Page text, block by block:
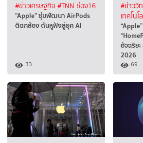
#ข่าวเศรษฐกิจ #TNN ช่อง16
"Apple" ซุ่มพัฒนา AirPods
ติดกล้อง ดันหูฟังสู่ยุค AI
33
#ข่าววิ
เทคโนโ
อัจฉริย
2026
69